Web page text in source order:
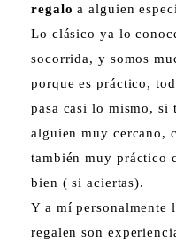
regalo a alguien
Lo clásico ya lo
socorrida, y somos
porque es práctico,
pasa casi lo mismo, si
alguien muy cercano,
también muy práctico
bien ( si aciertas).
Y a mí personalmente
regalen son